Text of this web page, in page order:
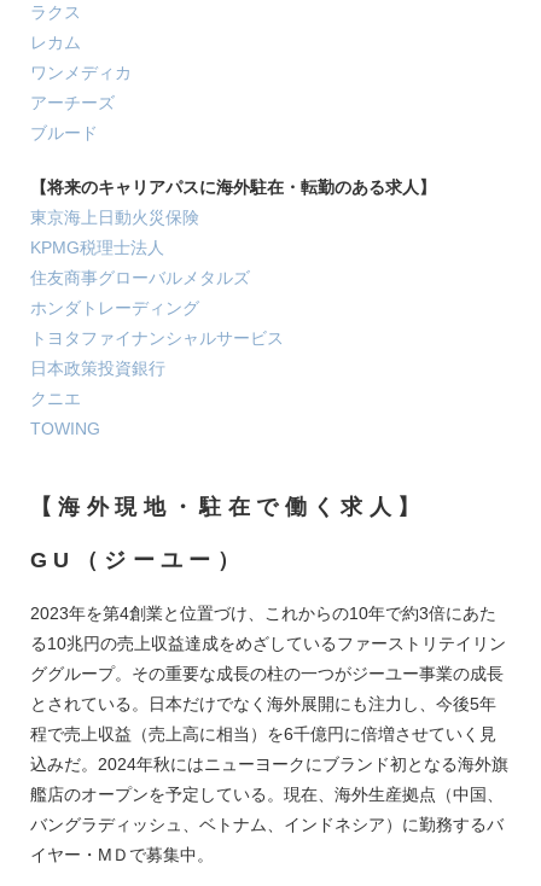
ラクス
レカム
ワンメディカ
アーチーズ
ブルード
【将来のキャリアパスに海外駐在・転勤のある求人】
東京海上日動火災保険
KPMG税理士法人
住友商事グローバルメタルズ
ホンダトレーディング
トヨタファイナンシャルサービス
日本政策投資銀行
クニエ
TOWING
【海外現地・駐在で働く求人】
GU（ジーユー）
2023年を第4創業と位置づけ、これからの10年で約3倍にあた
る10兆円の売上収益達成をめざしているファーストリテイリン
ググループ。その重要な成長の柱の一つがジーユー事業の成長
とされている。日本だけでなく海外展開にも注力し、今後5年
程で売上収益（売上高に相当）を6千億円に倍増させていく見
込みだ。2024年秋にはニューヨークにブランド初となる海外旗
艦店のオープンを予定している。現在、海外生産拠点（中国、
バングラディッシュ、ベトナム、インドネシア）に勤務するバ
イヤー・MＤで募集中。